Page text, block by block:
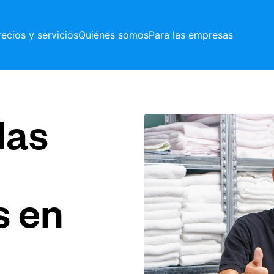
y serviciosQuiénes somosPara las empresas
en